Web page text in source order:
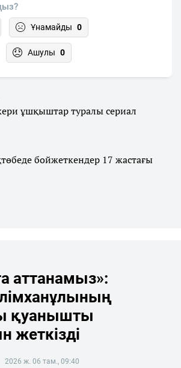
Ұнамайды 0
Ашулы 0
ұшқыштар туралы сериал
бойжеткендер 17 жастағы
аттанамыз»:
қуанышты
жеткізді
2026 ж. 06 там., 09:40